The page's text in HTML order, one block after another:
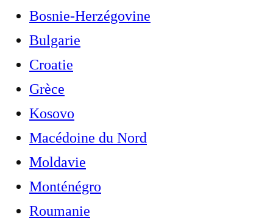
Bosnie-Herzégovine
Bulgarie
Croatie
Grèce
Kosovo
Macédoine du Nord
Moldavie
Monténégro
Roumanie